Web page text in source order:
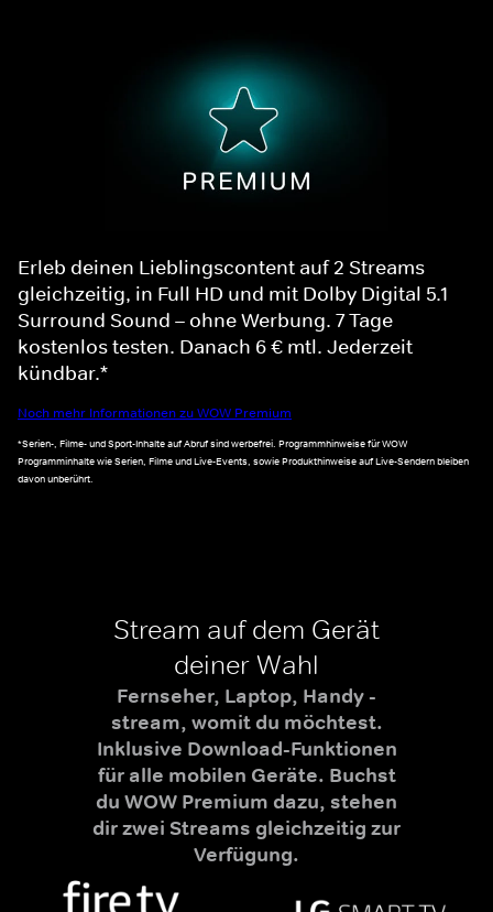
Erleb deinen Lieblingscontent auf 2 Streams
gleichzeitig, in Full HD und mit Dolby Digital 5.1
Surround Sound – ohne Werbung. 7 Tage
kostenlos testen. Danach 6 € mtl. Jederzeit
kündbar.*
Noch mehr Informationen zu WOW Premium
*Serien-, Filme- und Sport-Inhalte auf Abruf sind werbefrei. Programmhinweise für WOW
Programminhalte wie Serien, Filme und Live-Events, sowie Produkthinweise auf Live-Sendern bleiben
davon unberührt.
Stream auf dem Gerät
deiner Wahl
Fernseher, Laptop, Handy -
stream, womit du möchtest.
Inklusive Download-Funktionen
für alle mobilen Geräte. Buchst
du WOW Premium dazu, stehen
dir zwei Streams gleichzeitig zur
Verfügung.